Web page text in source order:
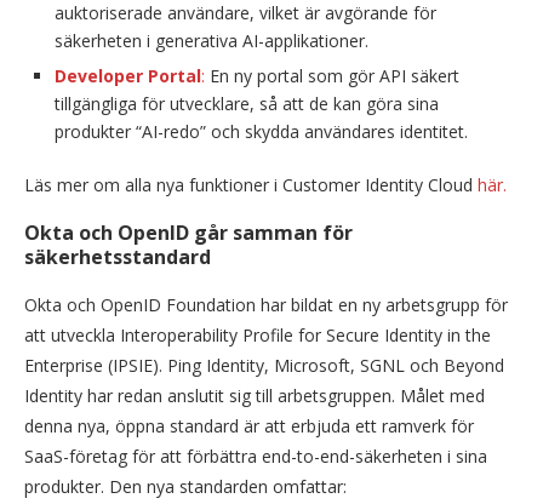
auktoriserade användare, vilket är avgörande för
säkerheten i generativa AI-applikationer.
Developer Portal: En ny portal som gör API säkert
tillgängliga för utvecklare, så att de kan göra sina
produkter “AI-redo” och skydda användares identitet.
Läs mer om alla nya funktioner i Customer Identity Cloud här.
Okta och OpenID går samman för
säkerhetsstandard
Okta och OpenID Foundation har bildat en ny arbetsgrupp för
att utveckla Interoperability Profile for Secure Identity in the
Enterprise (IPSIE). Ping Identity, Microsoft, SGNL och Beyond
Identity har redan anslutit sig till arbetsgruppen. Målet med
denna nya, öppna standard är att erbjuda ett ramverk för
SaaS-företag för att förbättra end-to-end-säkerheten i sina
produkter. Den nya standarden omfattar: